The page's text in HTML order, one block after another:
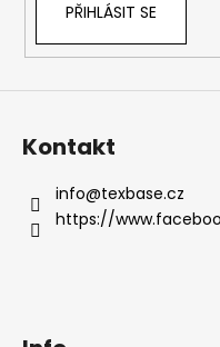
PŘIHLÁSIT SE
Kontakt
info@texbase.cz
https://